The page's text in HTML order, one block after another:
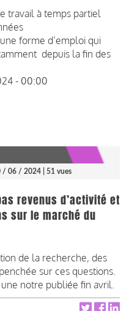
travail à temps partiel
forme d’emploi qui
depuis la fin des
- 00:00
/ 06 / 2024 | 51 vues
revenus d’activité et
sur le marché du
de la recherche, des
sur ces questions.
notre publiée fin avril.